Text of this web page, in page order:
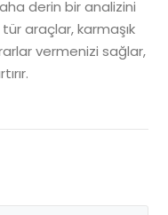
derin bir analizini
araçlar, karmaşık
vermenizi sağlar,